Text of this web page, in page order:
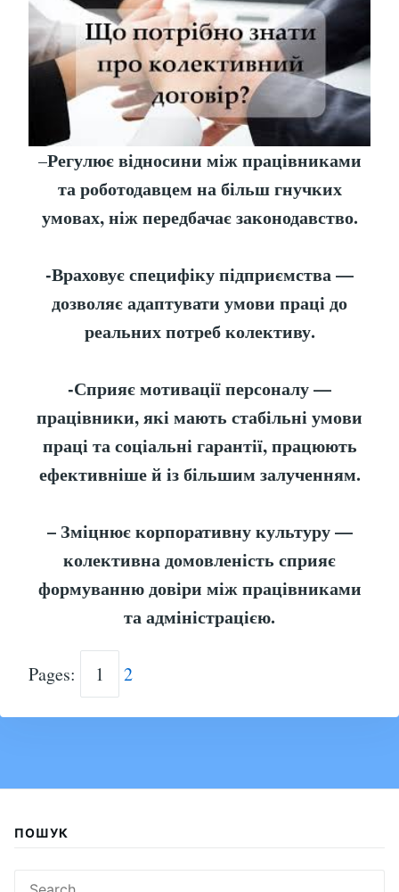
–Регулює відносини між працівниками
та роботодавцем на більш гнучких
умовах, ніж передбачає законодавство.
-Враховує специфіку підприємства —
дозволяє адаптувати умови праці до
реальних потреб колективу.
-Сприяє мотивації персоналу —
працівники, які мають стабільні умови
праці та соціальні гарантії, працюють
ефективніше й із більшим залученням.
– Зміцнює корпоративну культуру —
колективна домовленість сприяє
формуванню довіри між працівниками
та адміністрацією.
Pages: 1 2
ПОШУК